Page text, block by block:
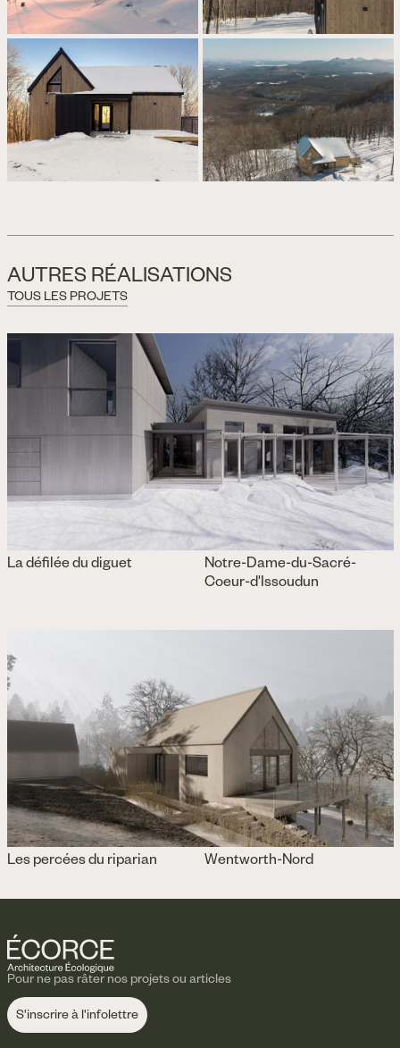
AUTRES RÉALISATIONS
TOUS LES PROJETS
La défilée du diguet
Notre-Dame-du-Sacré-
Coeur-d'Issoudun
Les percées du riparian Wentworth-Nord
Pour ne pas râter nos projets ou articles
S'inscrire à l'infolettre